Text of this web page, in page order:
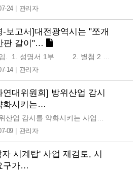
24| 관리자
-보고서]대전광역시는 "쪼개
판 갈이"…
14| 관리자
연대위원회] 방위산업 감시
화시키는…
09| 관리자
자 시계탑' 사업 재검토, 시
구가…